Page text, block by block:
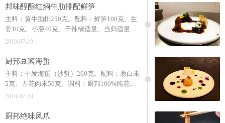
盐2克厨邦葱姜汁料酒3克。
邦味醇酿红焖牛肋排配鲜笋
主料：黄牛肋排250克。配料：鲜笋100克、生
姜10克、小葱40克、干辣椒适量、当归适量、
党参适量。调料：厨邦酱油10克、厨邦鸡粉10
级老抽20克。
2019-07-19
厨邦豆酱海蜇
主料：干发海蜇（沙蜇）200克。配料：葱白末
5克、五花肉末50克。调料：厨邦100%纯花生
油8克、厨邦葱姜汁料酒5克、厨邦原晒香黄豆
克。
2019-07-19
厨邦绝味凤爪